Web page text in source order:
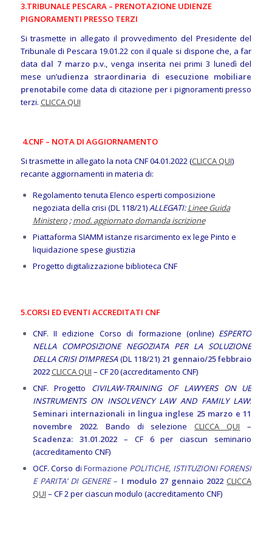
3.TRIBUNALE PESCARA – PRENOTAZIONE UDIENZE
PIGNORAMENTI PRESSO TERZI
Si trasmette in allegato il provvedimento del Presidente del
Tribunale di Pescara 19.01.22 con il quale si dispone che, a far
data dal 7 marzo p.v., venga inserita nei primi 3 lunedì del
mese un’udienza straordinaria di esecuzione mobiliare
prenotabile come data di citazione per i pignoramenti presso
terzi. CLICCA QUI
4.CNF – NOTA DI AGGIORNAMENTO
Si trasmette in allegato la nota CNF 04.01.2022 (CLICCA QUI)
recante aggiornamenti in materia di:
Regolamento tenuta Elenco esperti composizione
negoziata della crisi (DL 118/21)ALLEGATI:Linee Guida
Ministero;mod. aggiornato domanda iscrizione
Piattaforma SIAMM istanze risarcimento ex lege Pinto e
liquidazione spese giustizia
Progetto digitalizzazione biblioteca CNF
5.CORSI ED EVENTI ACCREDITATI CNF
CNF. II edizione Corso di formazione (online) ESPERTO
NELLA COMPOSIZIONE NEGOZIATA PER LA SOLUZIONE
DELLA CRISI D’IMPRESA(DL 118/21) 21 gennaio/25 febbraio
2022 CLICCA QUI – CF 20 (accreditamento CNF)
CNF. Progetto CIVILAW-TRAINING OF LAWYERS ON UE
INSTRUMENTS ON INSOLVENCY LAW AND FAMILY LAW:
Seminari internazionali in lingua inglese 25 marzo e 11
novembre 2022. Bando di selezione CLICCA QUI –
Scadenza: 31.01.2022
– CF 6 per ciascun seminario
(accreditamento CNF)
OCF. Corso di Formazione POLITICHE, ISTITUZIONI FORENSI
E PARITA’ DI GENERE– I modulo 27 gennaio 2022 CLICCA
QUI – CF 2 per ciascun modulo (accreditamento CNF)